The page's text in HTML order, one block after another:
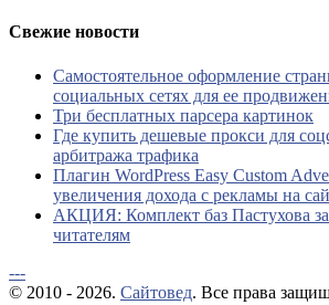
Свежие новости
Самостоятельное оформление
социальных сетях для ее
Три бесплатных парсера картинок
Где купить дешевые прокси для
арбитража трафика
Плагин WordPress Easy Custom
увеличения дохода с рекламы на
АКЦИЯ: Комплект баз Пастухова
читателям
---
© 2010 - 2026. Сайтовед. Все права